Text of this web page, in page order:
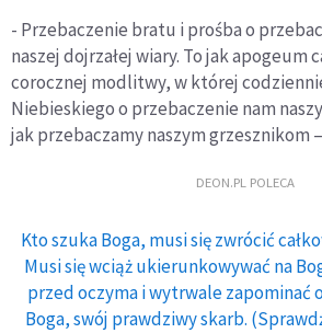
- Przebaczenie bratu i prośba o
naszej dojrzałej wiary. To jak apogeum
corocznej modlitwy, w której
Niebieskiego o przebaczenie nam
jak przebaczamy naszym grzesznikom
DEON.PL POLECA
Kto szuka Boga, musi się zwrócić
Musi się wciąż ukierunkowywać na
przed oczyma i wytrwale zapominać
Boga, swój prawdziwy skarb.